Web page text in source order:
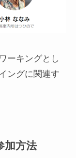
ーキングとし
ングに関連す
加方法